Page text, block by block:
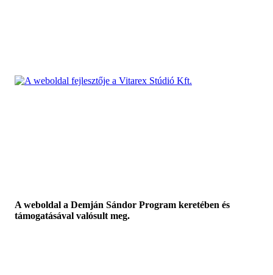
A weboldal a Demján Sándor Program keretében és
támogatásával valósult meg.